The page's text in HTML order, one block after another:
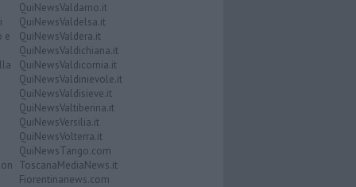
e
QuiNewsValdarno.it
QuiNewsValdelsa.it
QuiNewsValdera.it
QuiNewsValdichiana.it
QuiNewsValdicornia.it
QuiNewsValdinievole.it
QuiNewsValdisieve.it
QuiNewsValtiberina.it
QuiNewsVersilia.it
QuiNewsVolterra.it
QuiNewsTango.com
ToscanaMediaNews.it
Fiorentinanews.com